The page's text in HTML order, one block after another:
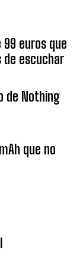
euros que
de escuchar
de Nothing
que no